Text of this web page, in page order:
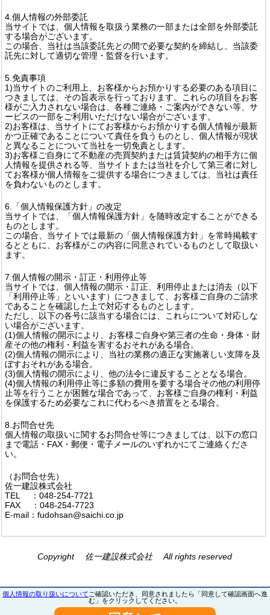
4.個人情報の外部委託
当サイトでは、個人情報を取扱う業務の一部または全部を外部委託
する場合がございます。
この場合、当社は当該委託先との間で必要な契約を締結し、当該委
託先に対して適切な管理・監督を行います。
5.免責事項
1)当サイトのご利用上、お客様からお預かりする必要のある項目に
つきましては、その旨表示を行っております。これらの項目をお客
様がご入力されない場合は、各種ご連絡・ご案内ができない等、サ
ービスの一部をご利用いただけない場合がございます。
2)お客様は、当サイトにてお客様からお預かりする個人情報が最新
かつ正確であることについて責任を負うものとし、個人情報が現状
と異なることについて当社を一切免責とします。
3)お客様ご自身にて不動産の売買契約または賃貸契約の相手方に個
人情報を提供される等、当サイトまたは当社を介して第三者に対し
てお客様が個人情報をご提供する場合につきましては、当社は責任
を負わないものとします。
6.「個人情報保護方針」の改定
当サイトでは、「個人情報保護方針」を随時改定することができる
ものとします。
この場合、当サイトでは最新の「個人情報保護方針」を常時掲載す
るとともに、お客様がこの内容に同意されているものとして取扱い
ます。
7.個人情報の開示・訂正・利用停止等
当サイトでは、個人情報の開示・訂正、利用停止または消去（以下
「利用停止等」といいます）につきまして、お客様ご自身のご請求
であることを確認した上で対応するものとします。
ただし、以下の各号に該当する場合には、これらについて対応しな
い場合がございます。
(1)個人情報の開示により、お客様ご自身や第三者の生命・身体・財
産その他の権利・利益を害するおそれがある場合。
(2)個人情報の開示により、当社の業務の適正な実施著しい支障を及
ぼすおそれがある場合。
(3)個人情報の開示により、他の法令に違反することとなる場合。
(4)個人情報の利用停止等に多額の費用を要する場合その他の利用停
止等を行うことが困難な場合であって、お客様ご自身の権利・利益
を保護するため必要なこれに代わるべき措置をとる場合。
8.お問合せ先
個人情報の取扱いに関するお問合せ等につきましては、以下の窓口
まで電話・FAX・郵便・電子メールのいずれかにてご連絡くださ
い。
（お問合せ先）
佐一建設株式会社
TEL ：048-254-7721
FAX ：048-254-7723
E-mail：fudohsan@saichi.co.jp
Copyright 佐一建設株式会社 All rights reserved
個人情報の取り扱いについて ご確認いただき、同意されましたら「同意して確認画面へ進
む」をクリックしてください。